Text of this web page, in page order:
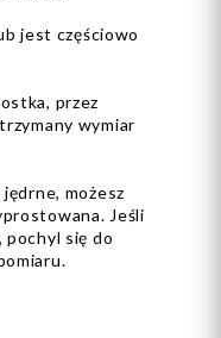
jest częściowo
przez
wymiar
możesz
Jeśli
pochyl się do